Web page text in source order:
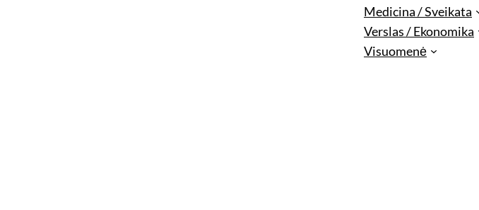
Medicina / Sveikata
Verslas / Ekonomika
Visuomenė